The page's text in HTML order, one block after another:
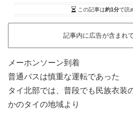
この記事は約1分で読
記事内に広告が含まれ
メーホンソーン到着
普通バスは慎重な運転であった
タイ北部では、普段でも民族衣装
かのタイの地域より